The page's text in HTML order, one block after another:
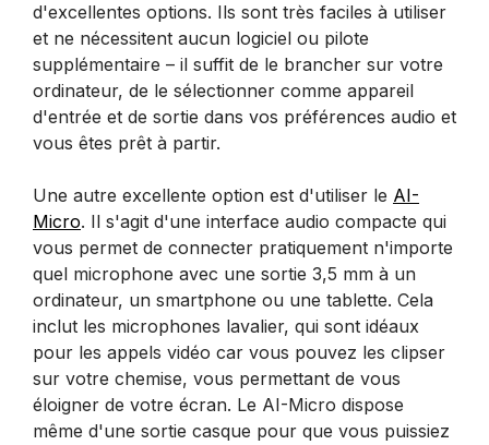
d'excellentes options. Ils sont très faciles à utiliser
et ne nécessitent aucun logiciel ou pilote
supplémentaire – il suffit de le brancher sur votre
ordinateur, de le sélectionner comme appareil
d'entrée et de sortie dans vos préférences audio et
vous êtes prêt à partir.
Une autre excellente option est d'utiliser le AI-
Micro. Il s'agit d'une interface audio compacte qui
vous permet de connecter pratiquement n'importe
quel microphone avec une sortie 3,5 mm à un
ordinateur, un smartphone ou une tablette. Cela
inclut les microphones lavalier, qui sont idéaux
pour les appels vidéo car vous pouvez les clipser
sur votre chemise, vous permettant de vous
éloigner de votre écran. Le AI-Micro dispose
même d'une sortie casque pour que vous puissiez